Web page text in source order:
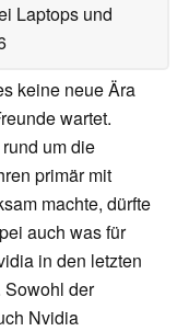
Laptops und
keine neue Ära
wartet.
um die
primär mit
machte, dürfte
auch was für
in den letzten
Sowohl der
Nvidia